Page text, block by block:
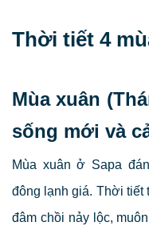
Thời tiết 4
Mùa xuân
sống mới và
Mùa xuân ở Sapa
đông lạnh giá. Thời tiết
đâm chồi nảy lộc,